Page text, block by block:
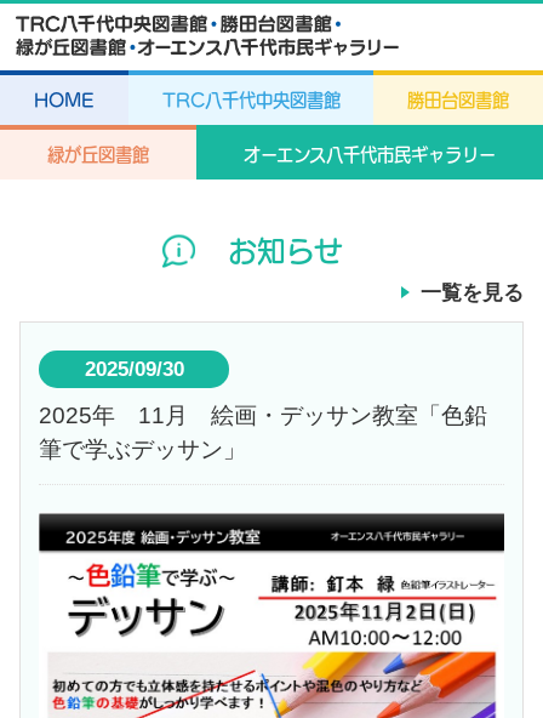
HOME TRC八千代中央図書館 勝田台図書館
緑が丘図書館 オーエンス八千代市民ギャラリー
お知らせ
一覧を見る
2025/09/30
2025年 11月 絵画・デッサン教室「色鉛
筆で学ぶデッサン」